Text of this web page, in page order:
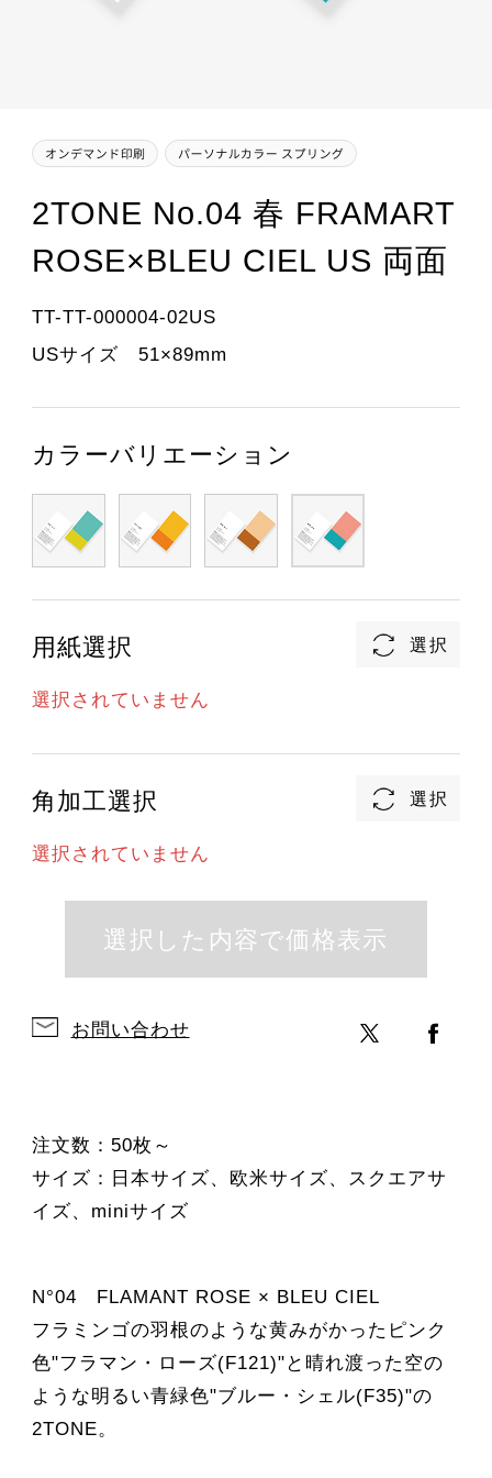
2TONE No.04 春 FRAMART
ROSE×BLEU CIEL US 両面
TT-TT-000004-02US
USサイズ 51×89mm
カラーバリエーション
用紙選択
選択されていません
角加工選択
選択されていません
お問い合わせ
注文数：50枚～
サイズ：日本サイズ、欧米サイズ、スクエアサ
イズ、miniサイズ
N°04 FLAMANT ROSE × BLEU CIEL
フラミンゴの羽根のような黄みがかったピンク
色"フラマン・ローズ(F121)"と晴れ渡った空の
ような明るい青緑色"ブルー・シェル(F35)"の
2TONE。